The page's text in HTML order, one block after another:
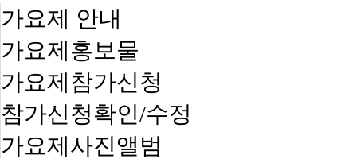
가요제 안내
가요제홍보물
가요제참가신청
참가신청확인/수정
가요제사진앨범